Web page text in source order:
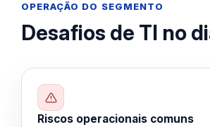
OPERAÇÃO DO SEGMENTO
Desafios de TI no
Riscos operacionais comuns